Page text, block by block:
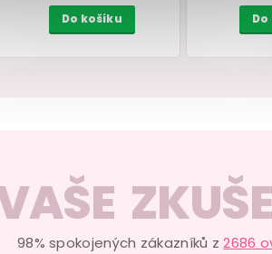
Anální vodní lubrikační gel
Pjur BACK DOOR
Moisturising100 ml
98% spokojených zákazníků z2686